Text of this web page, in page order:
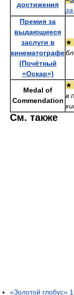
достижения
Премия за
выдающиеся
заслуги в
кинематографе
(Почётный
«Оскар»)
★
Medal of
Commendation
★
в
См. также
«Золотой глобус»